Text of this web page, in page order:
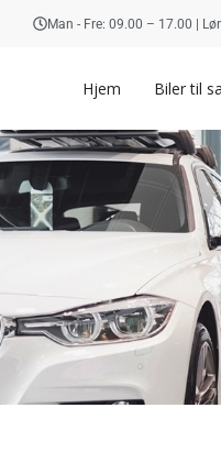
Man - Fre: 09.00 – 17.00 |
Hjem Biler til